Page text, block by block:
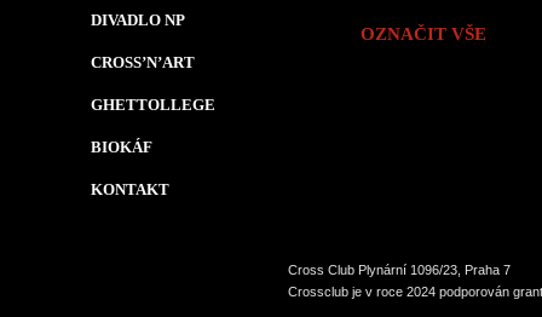
DIVADLO NP
CROSS’N’ART
GHETTOLLEGE
BIOKÁF
KONTAKT
OZNAČIT VŠE
Cross Club Plynární 1096/23, Praha 7
Crossclub je v roce 2024 podporován